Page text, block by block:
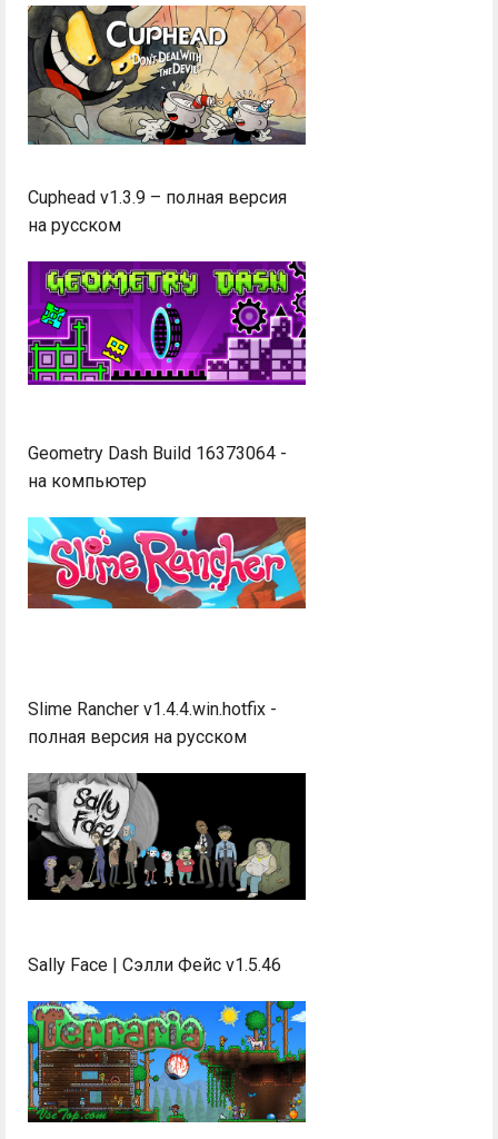
Cuphead v1.3.9 – полная версия
на русском
Geometry Dash Build 16373064 -
на компьютер
Slime Rancher v1.4.4.win.hotfix -
полная версия на русском
Sally Face | Сэлли Фейс v1.5.46